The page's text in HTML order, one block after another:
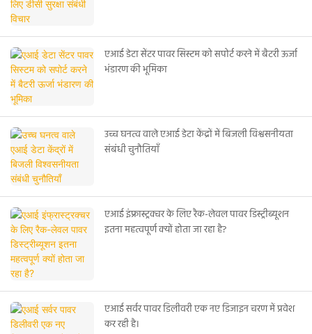
एआई डेटा सेंटर पावर सिस्टम को सपोर्ट करने में बैटरी ऊर्जा
भंडारण की भूमिका
उच्च घनत्व वाले एआई डेटा केंद्रों में बिजली विश्वसनीयता
संबंधी चुनौतियाँ
एआई इंफ्रास्ट्रक्चर के लिए रैक-लेवल पावर डिस्ट्रीब्यूशन
इतना महत्वपूर्ण क्यों होता जा रहा है?
एआई सर्वर पावर डिलीवरी एक नए डिजाइन चरण में प्रवेश
कर रही है।